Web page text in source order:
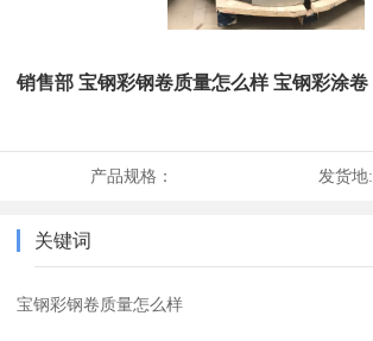
销售部 宝钢彩钢卷质量怎么样 宝钢彩涂卷
产品规格： 发货地:
关键词
宝钢彩钢卷质量怎么样